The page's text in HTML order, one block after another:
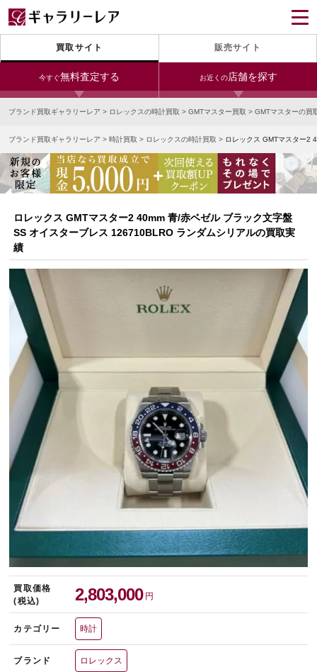
買取サイト 販売サイト
今すぐ無料査定する お近くの店舗を探す
24時間受付（対応時間10:00～19:00）
宅配買取を申し込む
無料の宅配キットをお届けします
今すぐ電話査定
受付時間 10:00～19:00
銀座本店 青山表参道店 新宿東口店
小田急新宿店 LAB東京 名古屋大須店
なんば店 神戸元町(三宮)店 LAB大阪
中野ブロードウェイ
宅配買取を申し込む
無料の宅配キットをお届けします
ブランド買取ギャラリーレア > ロレックスの時計買取 > GMTマスター買取 > GMTマスターの買
ブランド買取ギャラリーレア > 時計買取 > ロレックスの時計買取 > ロレックス GMTマスター2
ロレックス GMTマスター2 40mm 青/赤ベゼル ブラック文字盤
SS オイスターブレス 126710BLRO ランダムシリアルの買取実
績
買取価格
(税込)
2,803,000 円
カテゴリー 時計
ブランド ロレックス